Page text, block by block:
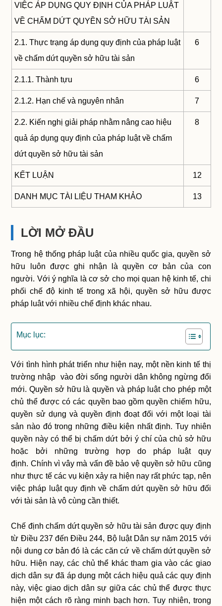
VIỆC ÁP DỤNG QUY ĐỊNH CỦA PHÁP LUẬT
VỀ CHẤM DỨT QUYỀN SỞ HỮU TÀI SẢN
2.1. Thực trạng áp dụng quy định của pháp luật
về chấm dứt quyền sở hữu tài sản
6
2.1.1. Thành tựu 6
2.1.2. Hạn chế và nguyên nhân 7
2.2. Kiến nghị giải pháp nhằm nâng cao hiệu
quả áp dụng quy định của pháp luật về chấm
dứt quyền sở hữu tài sản
8
KẾT LUẬN 12
DANH MỤC TÀI LIỆU THAM KHẢO 13
LỜI MỞ ĐẦU
Trong hệ thống pháp luật của nhiều quốc gia, quyền sở
hữu luôn được ghi nhận là quyền cơ bản của con
người. Với ý nghĩa là cơ sở cho mọi quan hệ kinh tế, chi
phối chế độ kinh tế trong xã hội, quyền sở hữu được
pháp luât với nhiều chế định khác nhau.
Mục lục:
Với tình hình phát triển như hiện nay, một nền kinh tế thị
trường nhập vào đời sống người dân không ngừng đổi
mới. Quyền sở hữu là quyền và pháp luật cho phép một
chủ thể được có các quyền bao gồm quyền chiếm hữu,
quyền sử dụng và quyền định đoạt đối với một loại tài
sản nào đó trong những điều kiện nhất định. Tuy nhiên
quyền này có thể bị chấm dứt bởi ý chí của chủ sở hữu
hoặc bởi những trường hợp do pháp luật quy
định. Chính vì vây mà vấn đề bảo vệ quyền sở hữu cũng
như thực tế các vụ kiện xảy ra hiện nay rất phức tạp, nên
việc pháp luật quy định về chấm dứt quyền sở hữu đối
với tài sản là vô cùng cần thiết.
Chế định chấm dứt quyền sở hữu tài sản được quy định
từ Điều 237 đến Điều 244, Bộ luật Dân sự năm 2015 với
nội dung cơ bản đó là các căn cứ về chấm dứt quyền sở
hữu. Hiện nay, các chủ thể khác tham gia vào các giao
dịch dân sự đã áp dụng một cách hiệu quả các quy định
này, việc giao dịch dân sự giữa các chủ thể được thực
hiện một cách rõ ràng minh bạch hơn. Tuy nhiên, trong